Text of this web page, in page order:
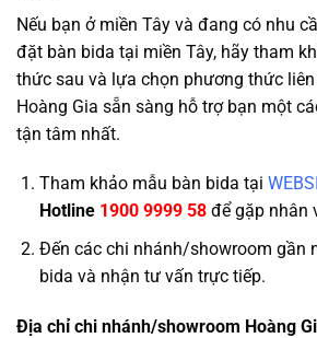
Nếu bạn ở miền Tây và đang có nhu
đặt bàn bida tại miền Tây, hãy tham
thức sau và lựa chọn phương thức
Hoàng Gia sẵn sàng hỗ trợ bạn một
tận tâm nhất.
Tham khảo mẫu bàn bida tại
Hotline 1900 9999 58để gặp nhân
Đến các chi nhánh/showroom gần
bida và nhận tư vấn trực tiếp.
Địa chỉ chi nhánh/showroom Hoàng